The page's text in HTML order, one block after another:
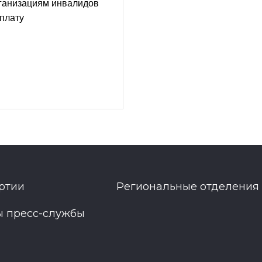
инвалидов
Региональные отделения
пресс-службы